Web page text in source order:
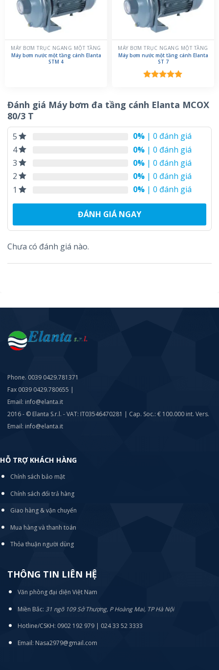
MÁY BƠM TRỤC NGANG MỘT TẦNG
Máy bơm nước một tầng cánh Elanta
STM 4
MÁY BƠM TRỤC NGANG MỘT TẦNG
Máy bơm nước một tầng cánh Elanta
ST 7
5 sao
Đánh giá Máy bơm đa tầng cánh Elanta MCOX
80/3 T
5 0% | 0 đánh giá
4
0% | 0 đánh giá
3
0% | 0 đánh giá
2
0% | 0 đánh giá
1
0% | 0 đánh giá
ĐÁNH GIÁ NGAY
Chưa có đánh giá nào.
Phone. 0039 0429.781371
Fax 0039 0429.780655 |
Email: info@elanta.it
2016 - © Elanta S.r.l. - VAT: IT03546470281 | Cap. Soc.: € 100.000 int. Vers.
Email: info@elanta.it
HỖ TRỢ KHÁCH HÀNG
Chính sách bảo mật
Chính sách đổi trả hàng
Giao hàng & vận chuyển
Mua hàng và thanh toán
Thỏa thuận người dùng
THÔNG TIN LIÊN HỆ
Văn phòng đại diện Việt Nam
Miền Bắc: 31 ngõ 109 Sở Thượng, P Hoàng Mai, TP Hà Nội
Hotline/CSKH: 0902 192 979 | 024 33 52 3333
Email: Nasa2979@gmail.com